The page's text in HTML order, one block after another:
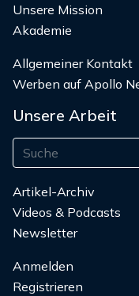
Unsere Mission
Akademie
Allgemeiner Kontakt
Werben auf Apollo
Unsere Arbeit
Artikel-Archiv
Videos & Podcasts
Newsletter
Anmelden
Registrieren